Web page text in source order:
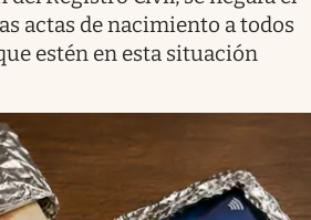
actas de nacimiento a todos
estén en esta situación